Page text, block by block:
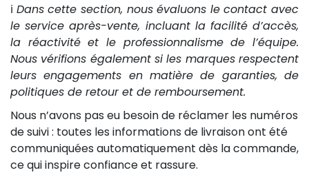
ℹ️ Dans cette section, nous évaluons le contact avec
le service après-vente, incluant la facilité d’accès,
la réactivité et le professionnalisme de l’équipe.
Nous vérifions également si les marques respectent
leurs engagements en matière de garanties, de
politiques de retour et de remboursement.
Nous n’avons pas eu besoin de réclamer les numéros
de suivi : toutes les informations de livraison ont été
communiquées automatiquement dès la commande,
ce qui inspire confiance et rassure.